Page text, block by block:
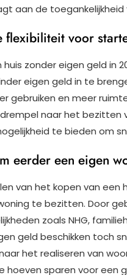
aan de toegankelijkheid
flexibiliteit voor
huis zonder eigen geld in
eigen geld in te
gebruiken en meer
naar het bezitten
te bieden om
eerder een eigen
van het kopen van een
te bezitten. Door
zoals NHG,
geld beschikken toch
het realiseren van
hoeven sparen voor een